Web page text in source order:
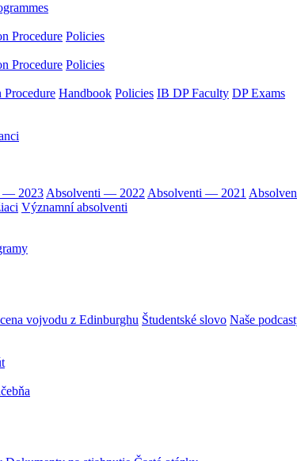
Procedure Policies
Procedure Policies
Procedure Handbook Policies IB DP Faculty DP Exams
— 2023 Absolventi — 2022 Absolventi — 2021
Významní absolventi
vojvodu z Edinburghu Študentské slovo Naše